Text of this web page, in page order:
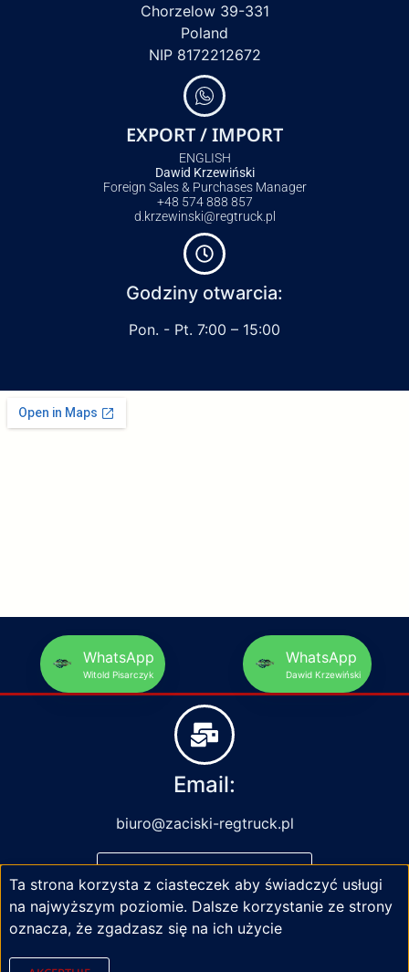
Chorzelow 39-331
Poland
NIP 8172212672
EXPORT / IMPORT
ENGLISH
Dawid Krzewiński
Foreign Sales & Purchases Manager
+48 574 888 857
d.krzewinski@regtruck.pl
Godziny otwarcia:
Pon. - Pt. 7:00 – 15:00
WhatsApp
Witold Pisarczyk
WhatsApp
Dawid Krzewiński
Email:
biuro@zaciski-regtruck.pl
NAPISZ DO NAS
Ta strona korzysta z ciasteczek aby świadczyć usługi
na najwyższym poziomie. Dalsze korzystanie ze strony
oznacza, że zgadzasz się na ich użycie